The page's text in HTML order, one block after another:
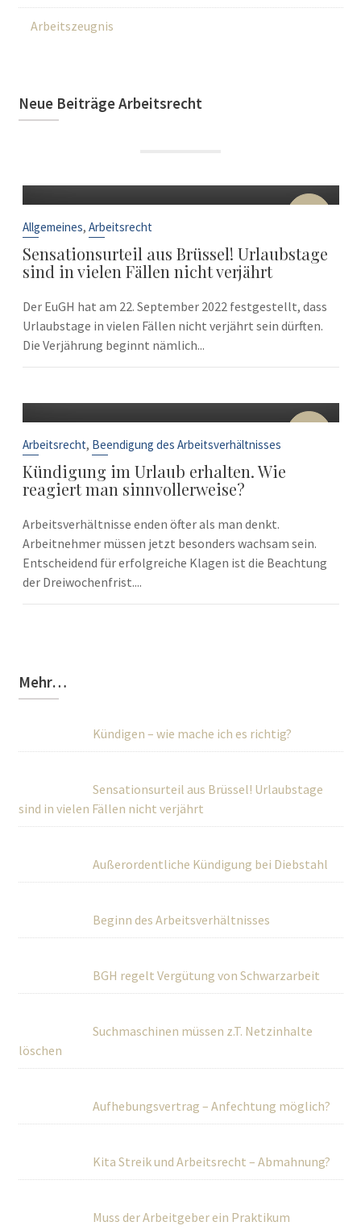
Arbeitszeugnis
Neue Beiträge Arbeitsrecht
22
Allgemeines, Arbeitsrecht
Sensationsurteil aus Brüssel! Urlaubstage
sind in vielen Fällen nicht verjährt
Der EuGH hat am 22. September 2022 festgestellt, dass
Urlaubstage in vielen Fällen nicht verjährt sein dürften.
Die Verjährung beginnt nämlich...
10
Arbeitsrecht, Beendigung des Arbeitsverhältnisses
Kündigung im Urlaub erhalten. Wie
reagiert man sinnvollerweise?
Arbeitsverhältnisse enden öfter als man denkt.
Arbeitnehmer müssen jetzt besonders wachsam sein.
Entscheidend für erfolgreiche Klagen ist die Beachtung
der Dreiwochenfrist....
Mehr…
Kündigen – wie mache ich es richtig?
Sensationsurteil aus Brüssel! Urlaubstage
sind in vielen Fällen nicht verjährt
Außerordentliche Kündigung bei Diebstahl
Beginn des Arbeitsverhältnisses
BGH regelt Vergütung von Schwarzarbeit
Suchmaschinen müssen z.T. Netzinhalte
löschen
Aufhebungsvertrag – Anfechtung möglich?
Kita Streik und Arbeitsrecht – Abmahnung?
Muss der Arbeitgeber ein Praktikum